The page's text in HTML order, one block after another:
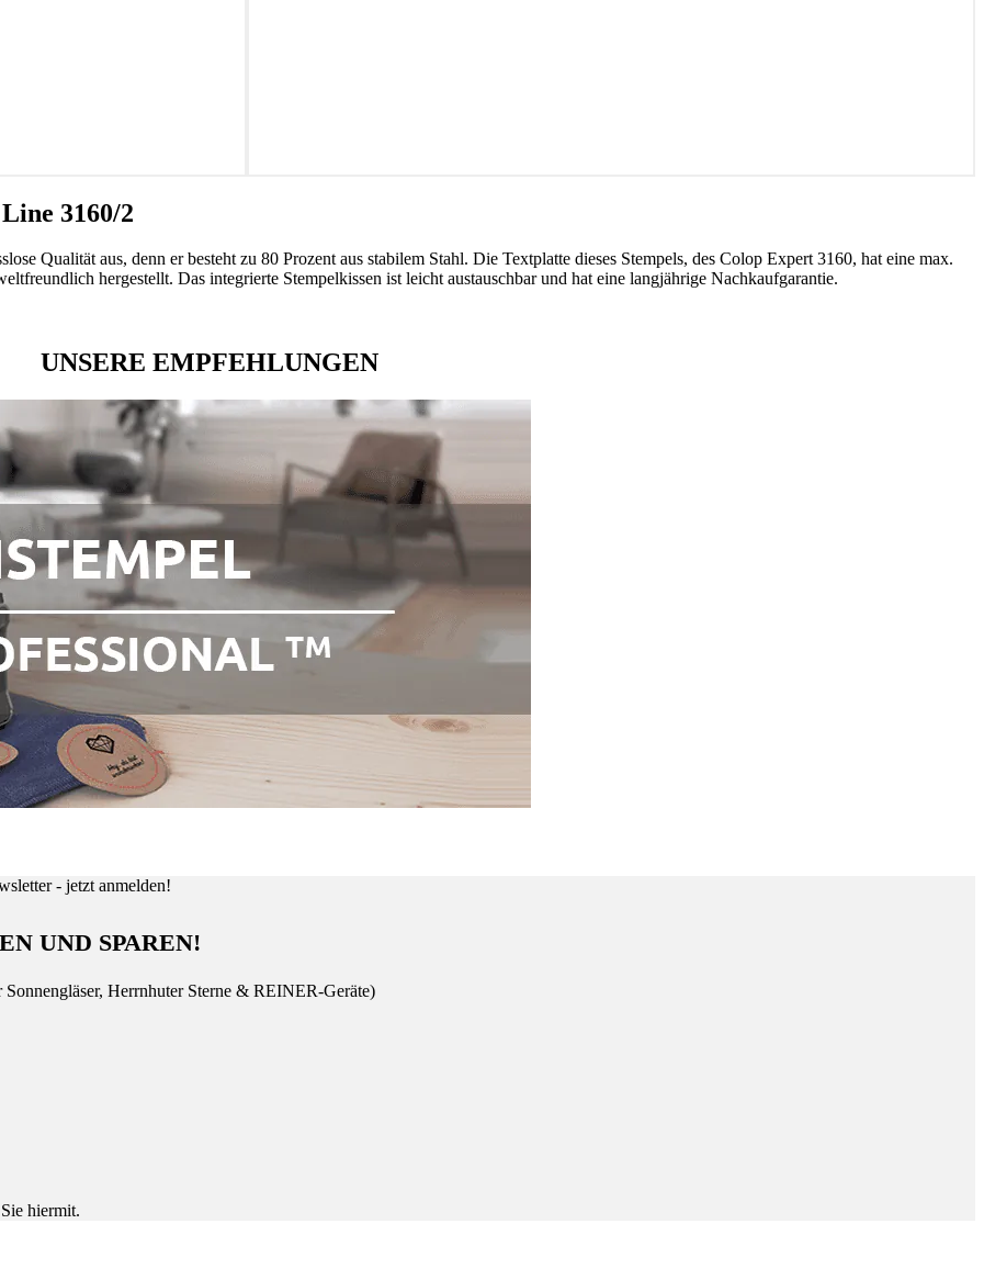
3160/2
Qualität aus, denn er besteht zu 80 Prozent aus stabilem Stahl. Die Textplatte dieses Stempels, des Colop Expert 3160, hat eine max.
hergestellt. Das integrierte Stempelkissen ist leicht austauschbar und hat eine langjährige Nachkaufgarantie.
UNSERE EMPFEHLUNGEN
UND SPAREN!
Herrnhuter Sterne & REINER-Geräte)
hiermit.